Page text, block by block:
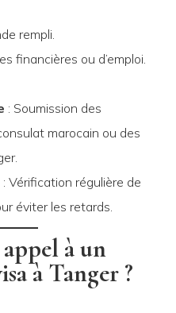
rempli.
financières ou d’emploi.
: Soumission des
marocain ou des
: Vérification régulière de
éviter les retards.
à un
à Tanger ?